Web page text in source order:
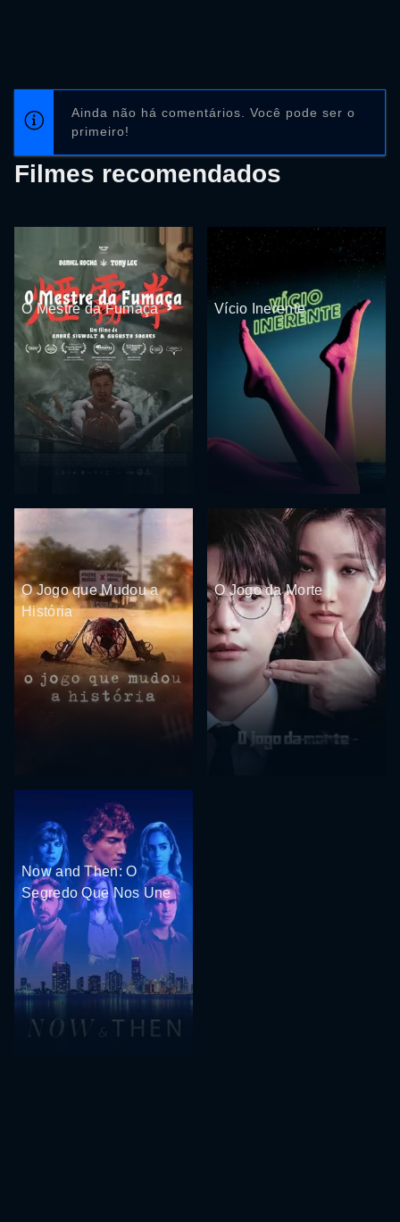
Ainda não há comentários. Você pode ser o
primeiro!
Filmes recomendados
O Mestre da Fumaça Vício Inerente
O Jogo que Mudou a
História
O Jogo da Morte
Now and Then: O
Segredo Que Nos Une